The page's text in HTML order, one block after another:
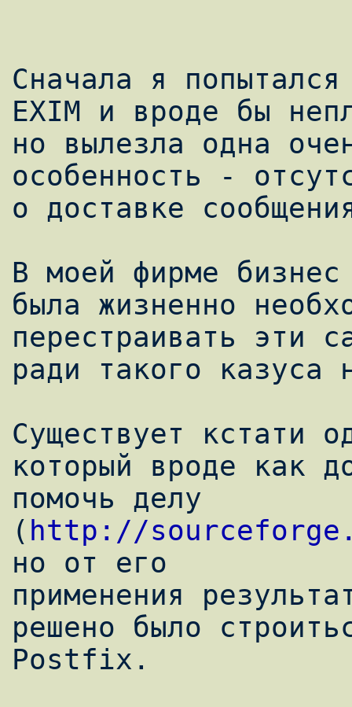
Сначала я
EXIM и вроде бы
но вылезла одна
особенность -
о доставке
В моей фирме
была жизненно
перестраивать эти
ради такого казуса
Существует кстати
который вроде как
помочь делу
( http://
но от его
применения
решено было
Postfix.